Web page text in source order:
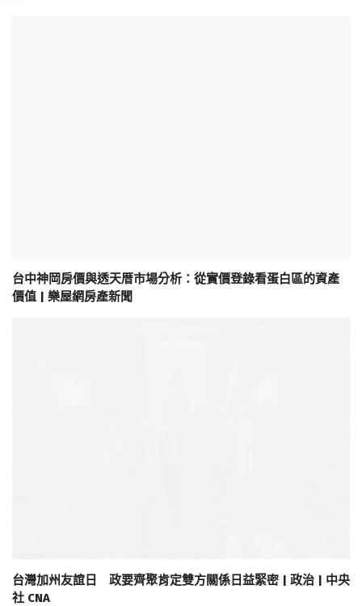
台中神岡房價與透天厝市場分析：從實價登錄看蛋白區的資產
價值 | 樂屋網房產新聞
台灣加州友誼日 政要齊聚肯定雙方關係日益緊密 | 政治 | 中央
社 CNA